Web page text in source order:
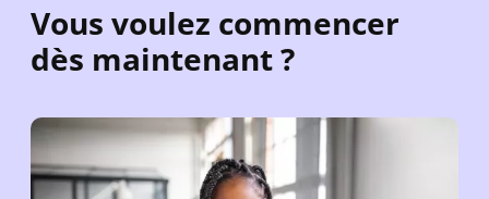
Vous voulez commencer
dès maintenant ?